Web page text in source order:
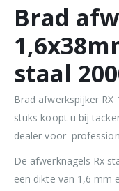
Brad
staal
Brad afwerkspijker
stuks koopt u bij
dealer voor
De afwerknagels Rx
een dikte van 1,6 mm